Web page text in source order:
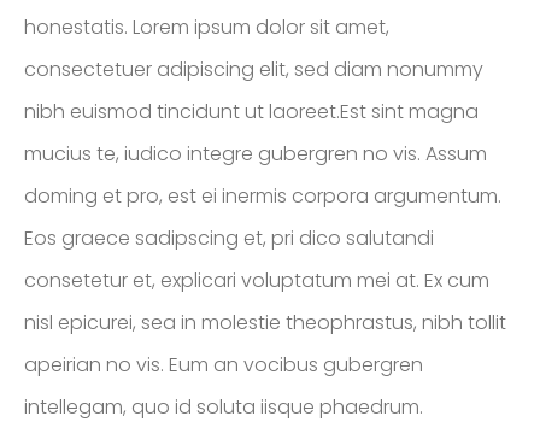
honestatis. Lorem ipsum dolor sit amet,
consectetuer adipiscing elit, sed diam nonummy
nibh euismod tincidunt ut laoreet.Est sint magna
mucius te, iudico integre gubergren no vis. Assum
doming et pro, est ei inermis corpora argumentum.
Eos graece sadipscing et, pri dico salutandi
consetetur et, explicari voluptatum mei at. Ex cum
nisl epicurei, sea in molestie theophrastus, nibh tollit
apeirian no vis. Eum an vocibus gubergren
intellegam, quo id soluta iisque phaedrum.